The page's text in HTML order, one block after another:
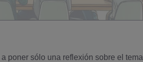
poner sólo una reflexión sobre el tema